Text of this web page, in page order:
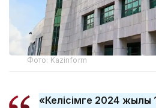
Фото: Kazinform
«Келісімге 2024 жылы